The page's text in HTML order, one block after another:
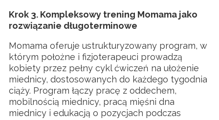
Krok 3. Kompleksowy trening Momama jako
rozwiązanie długoterminowe
Momama oferuje ustrukturyzowany program, w
którym położne i fizjoterapeuci prowadzą
kobiety przez pełny cykl ćwiczeń na ułożenie
miednicy, dostosowanych do każdego tygodnia
ciąży. Program łączy pracę z oddechem,
mobilnością miednicy, pracą mięśni dna
miednicy i edukacją o pozycjach podczas